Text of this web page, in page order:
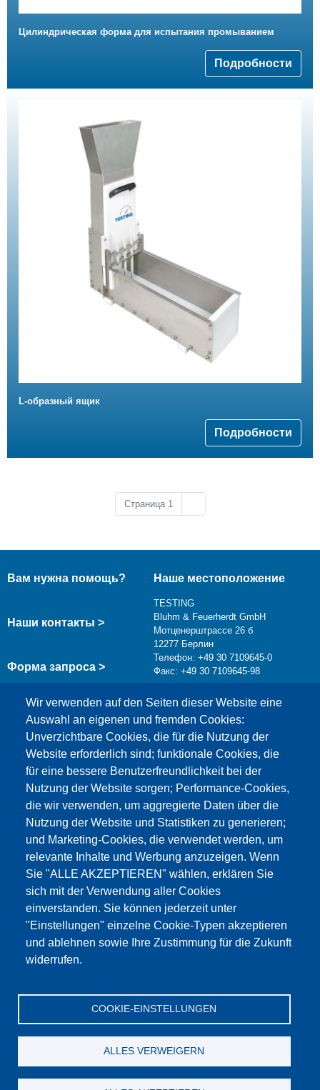
Цилиндрическая форма для испытания промыванием
Подробности
L-образный ящик
Подробности
Страница 1
Wir verwenden auf den Seiten dieser Website eine
Auswahl an eigenen und fremden Cookies:
Unverzichtbare Cookies, die für die Nutzung der
Website erforderlich sind; funktionale Cookies, die
für eine bessere Benutzerfreundlichkeit bei der
Nutzung der Website sorgen; Performance-Cookies,
die wir verwenden, um aggregierte Daten über die
Nutzung der Website und Statistiken zu generieren;
und Marketing-Cookies, die verwendet werden, um
relevante Inhalte und Werbung anzuzeigen. Wenn
Sie "ALLE AKZEPTIEREN" wählen, erklären Sie
sich mit der Verwendung aller Cookies
einverstanden. Sie können jederzeit unter
"Einstellungen" einzelne Cookie-Typen akzeptieren
und ablehnen sowie Ihre Zustimmung für die Zukunft
widerrufen.
COOKIE-EINSTELLUNGEN
ALLES VERWEIGERN
Вам нужна помощь?
Наши контакты >
Форма запроса >
Наше местоположение
TESTING
Bluhm & Feuerherdt GmbH
Мотценерштрассе 26 б
12277 Берлин
Телефон: +49 30 7109645-0
Факс: +49 30 7109645-98
info@testing.de
Этот материал заблокирован, потому что
файлы cookie Google Maps не были приняты.
НЕОБХОДИМО ПРИНЯТЬ ТОЛЬКО
ФАЙЛЫ COOKIE GOOGLE MAPS.
Alle Cookies akzeptieren
© Testing Bluhm & Feuerherdt GmbH 06.08.2026